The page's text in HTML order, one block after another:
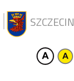
SZCZECIN